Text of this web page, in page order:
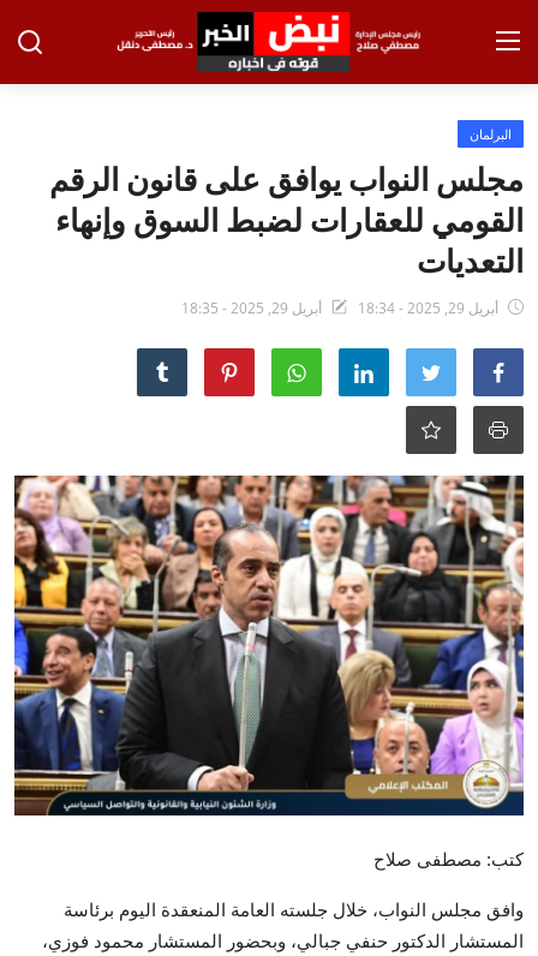
تسجيل الدخول
الرئيسية
الاخبار
الاقتصاد
الحوادث
التعليم
الفن والثقافة
تكنولوجيا وإتصالات
الرياضة
المحافظات
المجتمع والمنوعات
أراء و مقالات
البرلمان
مجلس النواب يوافق على قانون الرقم
القومي للعقارات لضبط السوق وإنهاء
التعديات
أبريل 29, 2025 - 18:34 أبريل 29, 2025 - 18:35
كتب: مصطفى صلاح
وافق مجلس النواب، خلال جلسته العامة المنعقدة اليوم برئاسة
المستشار الدكتور حنفي جبالي، وبحضور المستشار محمود فوزي،